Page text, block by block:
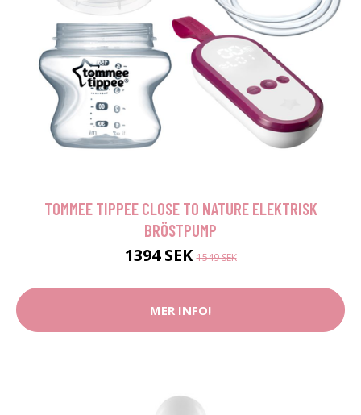
TOMMEE TIPPEE CLOSE TO NATURE ELEKTRISK
BRÖSTPUMP
1394 SEK1549 SEK
MER INFO!